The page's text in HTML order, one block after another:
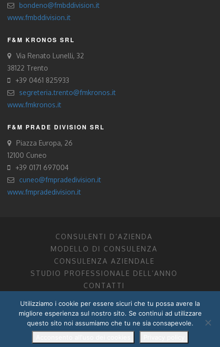
bondeno@fmbddivision.it
www.fmbddivision.it
F&M KRONOS SRL
Via Renato Lunelli, 32
38122 Trento
+39 0461 825933
segreteria.trento@fmkronos.it
www.fmkronos.it
F&M PRADE DIVISION SRL
Piazza Europa, 26
12100 Cuneo
+39 0171 697004
cuneo@fmpradedivision.it
www.fmpradedivision.it
CONSULENTI D’AZIENDA
MODELLO DI CONSULENZA
CONSULENZA AZIENDALE
STUDIO PROFESSIONALE DELL’ANNO
CONTATTI
FM CONSULENTI D’AZIENDA SOCIETÀ TRA PROFESSIONISTI
DOTTORI COMMERCIALISTI MANTOVA, PORDENONE, TRENTO
P.I. 01599280201
Utilizziamo i cookie per essere sicuri che tu possa avere la
migliore esperienza sul nostro sito. Se continui ad utilizzare
questo sito noi assumiamo che tu ne sia consapevole.